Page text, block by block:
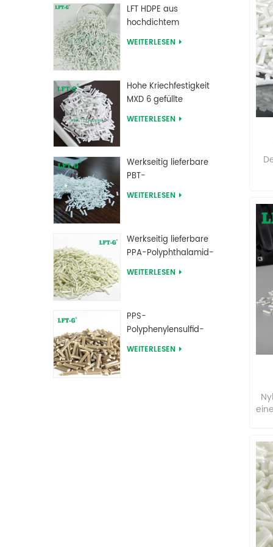
LFT HDPE aus
hochdichtem
Polyethylen mit
WEITERLESEN
Hohe Kriechfestigkeit
MXD 6 gefüllte
Langglasfaser-
WEITERLESEN
Werkseitig lieferbare
PBT-
Polybutylenterephthalat-
WEITERLESEN
Werkseitig lieferbare
PPA-Polyphthalamid-
Langglasfaser-
WEITERLESEN
PPS-
Polyphenylensulfid-
Langglasfaser-
WEITERLESEN
im